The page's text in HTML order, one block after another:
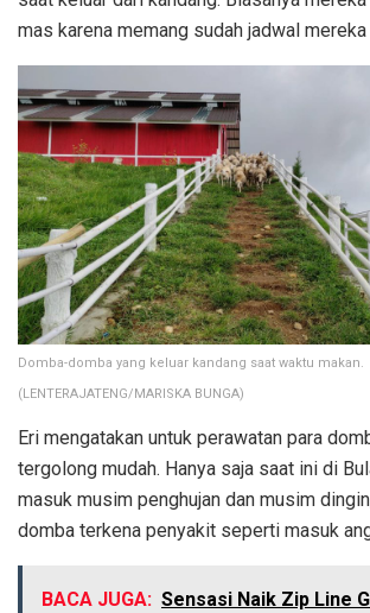
mas karena memang sudah jadwal mereka
Domba-domba yang keluar kandang saat waktu makan.
(LENTERAJATENG/MARISKA BUNGA)
Eri mengatakan untuk perawatan para
tergolong mudah. Hanya saja saat ini di
masuk musim penghujan dan musim
domba terkena penyakit seperti masuk
BACA JUGA: Sensasi Naik Zip Line